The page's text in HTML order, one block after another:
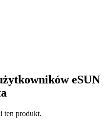
eSUN
ten produkt.